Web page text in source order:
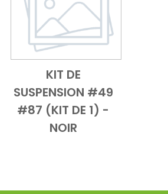
Add to CartVue d'ensemble
KIT DE
SUSPENSION #49
#87 (KIT DE 1) -
NOIR